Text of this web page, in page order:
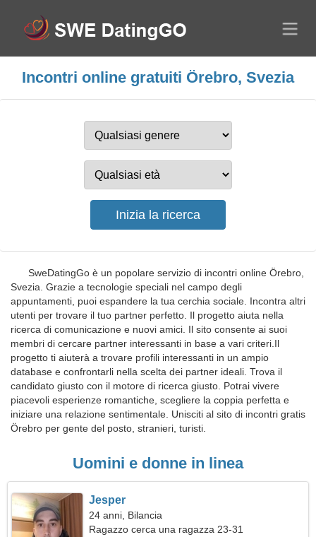
Incontri online gratuiti Örebro, Svezia
SweDatingGo è un popolare servizio di incontri online Örebro,
Svezia. Grazie a tecnologie speciali nel campo degli
appuntamenti, puoi espandere la tua cerchia sociale. Incontra altri
utenti per trovare il tuo partner perfetto. Il progetto aiuta nella
ricerca di comunicazione e nuovi amici. Il sito consente ai suoi
membri di cercare partner interessanti in base a vari criteri.Il
progetto ti aiuterà a trovare profili interessanti in un ampio
database e confrontarli nella scelta dei partner ideali. Trova il
candidato giusto con il motore di ricerca giusto. Potrai vivere
piacevoli esperienze romantiche, scegliere la coppia perfetta e
iniziare una relazione sentimentale. Unisciti al sito di incontri gratis
Örebro per gente del posto, stranieri, turisti.
Uomini e donne in linea
Jesper
24 anni, Bilancia
Ragazzo cerca una ragazza 23-31